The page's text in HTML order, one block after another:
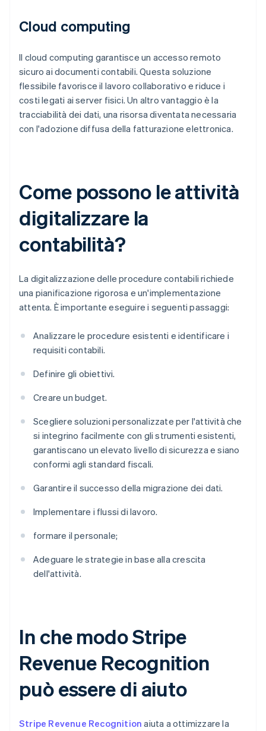
Cloud computing
Il cloud computing garantisce un accesso remoto
sicuro ai documenti contabili. Questa soluzione
flessibile favorisce il lavoro collaborativo e riduce i
costi legati ai server fisici. Un altro vantaggio è la
tracciabilità dei dati, una risorsa diventata necessaria
con l'adozione diffusa della fatturazione elettronica.
Come possono le attività
digitalizzare la
contabilità?
La digitalizzazione delle procedure contabili richiede
una pianificazione rigorosa e un'implementazione
attenta. È importante eseguire i seguenti passaggi:
Analizzare le procedure esistenti e identificare i
requisiti contabili.
Definire gli obiettivi.
Creare un budget.
Scegliere soluzioni personalizzate per l'attività che
si integrino facilmente con gli strumenti esistenti,
garantiscano un elevato livello di sicurezza e siano
conformi agli standard fiscali.
Garantire il successo della migrazione dei dati.
Implementare i flussi di lavoro.
formare il personale;
Adeguare le strategie in base alla crescita
dell'attività.
In che modo Stripe
Revenue Recognition
può essere di aiuto
Stripe Revenue Recognition aiuta a ottimizzare la